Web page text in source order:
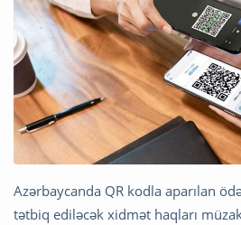
Azərbaycanda QR kodla aparılan
tətbiq ediləcək xidmət haqları